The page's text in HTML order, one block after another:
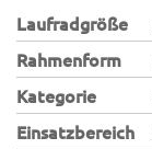
Laufradgröße
Rahmenform
Kategorie
Einsatzbereich